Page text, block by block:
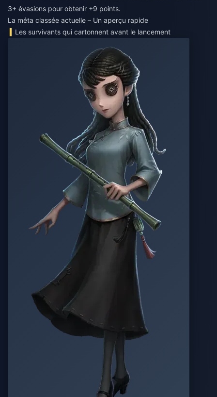
3+ évasions pour obtenir +9 points.
La méta classée actuelle – Un aperçu rapide
Les survivants qui cartonnent avant le lancement